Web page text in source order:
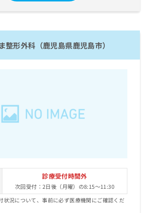
整形外科（鹿児島県鹿児島市）
診療受付時間外
次回受付：2日後（月曜）の8:15～11:30
状況について、事前に必ず医療機関にご確認くだ